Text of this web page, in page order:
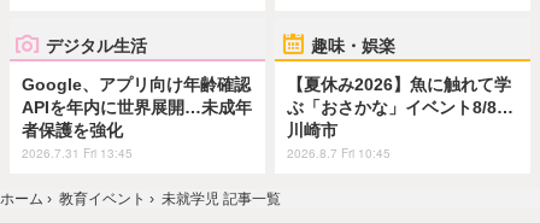
デジタル生活
Google、アプリ向け年齢確認
APIを年内に世界展開…未成年
者保護を強化
2026.7.31 Fri 13:45
趣味・娯楽
【夏休み2026】魚に触れて学
ぶ「おさかな」イベント8/8…
川崎市
2026.8.7 Fri 10:45
ホーム › 教育イベント › 未就学児 記事一覧